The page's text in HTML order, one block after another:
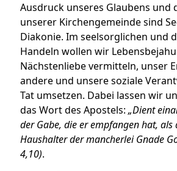
Ausdruck unseres Glaubens und
unserer Kirchengemeinde sind
Diakonie. Im seelsorglichen und
Handeln wollen wir
Nächstenliebe vermitteln, unser
andere und unsere soziale
Tat umsetzen. Dabei lassen wir
das Wort des Apostels: „Dient
der Gabe, die er empfangen hat, als
Haushalter der mancherlei Gnade
4,10).